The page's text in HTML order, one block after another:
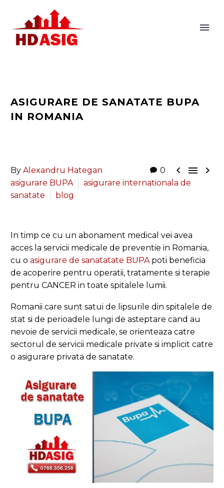
ASIGURARE DE SANATATE BUPA
IN ROMANIA
0   
By Alexandru Hategan
asigurare BUPA
asigurare internationala de
sanatate
blog
In timp ce cu un abonament medical vei avea
acces la servicii medicale de preventie in Romania,
cu o asigurare de sanatatate BUPApoti beneficia
de acoperire pentru operatii, tratamente si terapie
pentru CANCER in toate spitalele lumii.
Romanii care sunt satui de lipsurile din spitalele de
stat si de perioadele lungi de asteptare cand au
nevoie de servicii medicale, se orienteaza catre
sectorul de servicii medicale private si implicit catre
o asigurare privata de sanatate.